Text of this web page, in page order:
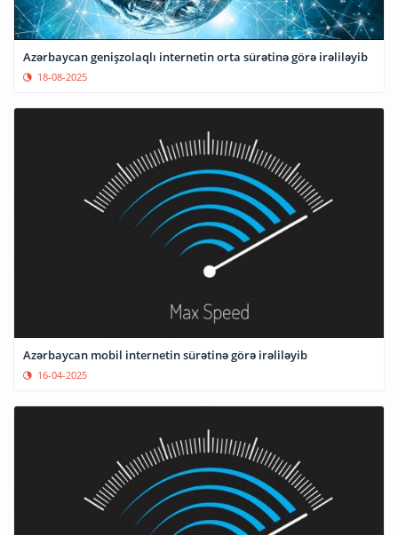
Azərbaycan genişzolaqlı internetin orta sürətinə görə irəliləyib
18-08-2025
Azərbaycan mobil internetin sürətinə görə irəliləyib
16-04-2025